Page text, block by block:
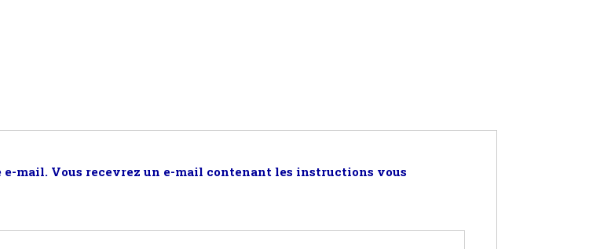
mail. Vous recevrez un e-mail contenant les instructions vous